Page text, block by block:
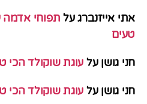
אתי אייזנברגעל תפוחי אדמה
טעים
חני גושן על עוגת שוקולד הכי
חני גושן על עוגת שוקולד הכי